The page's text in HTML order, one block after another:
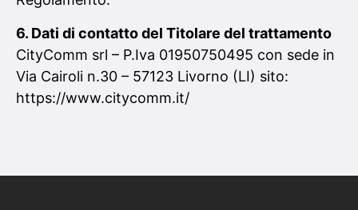
6. Dati di contatto del Titolare del trattamento
CityComm srl – P.Iva 01950750495 con sede in
Via Cairoli n.30 – 57123 Livorno (LI) sito:
https://www.citycomm.it/